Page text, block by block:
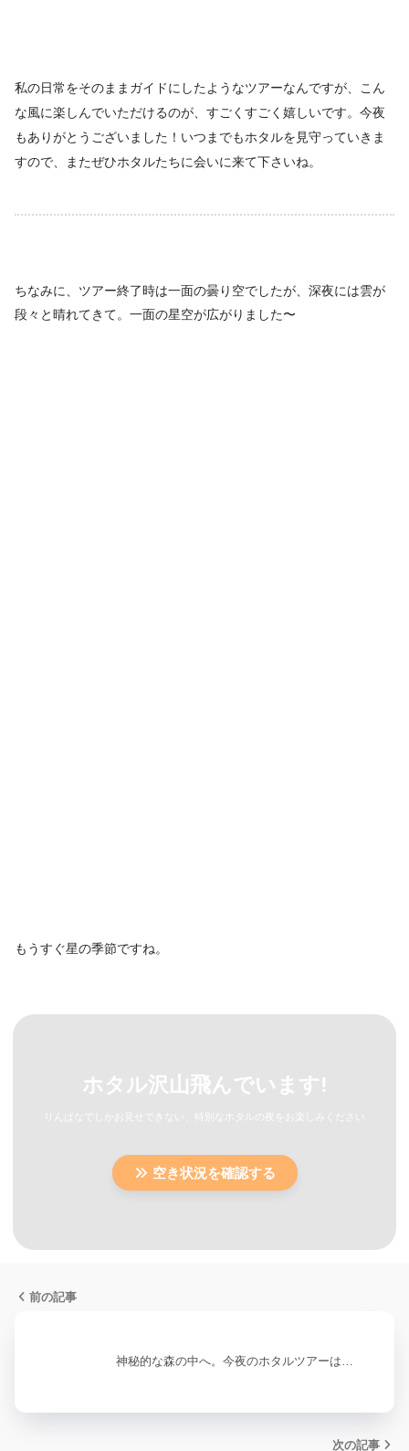
私の日常をそのままガイドにしたようなツアーなんですが、こん
な風に楽しんでいただけるのが、すごくすごく嬉しいです。今夜
もありがとうございました！いつまでもホタルを見守っていきま
すので、またぜひホタルたちに会いに来て下さいね。
ちなみに、ツアー終了時は一面の曇り空でしたが、深夜には雲が
段々と晴れてきて。一面の星空が広がりました〜
もうすぐ星の季節ですね。
ホタル沢山飛んでいます!
りんぱなでしかお見せできない、特別なホタルの夜をお楽しみください
空き状況を確認する
前の記事
神秘的な森の中へ。今夜のホタルツアーは…
次の記事